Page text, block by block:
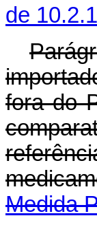
de
fora do
Medida